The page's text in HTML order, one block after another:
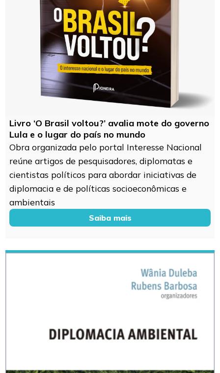
Livro ‘O Brasil voltou?’ avalia mote do governo
Lula e o lugar do país no mundo
Obra organizada pelo portal Interesse Nacional
reúne artigos de pesquisadores, diplomatas e
cientistas políticos para abordar iniciativas de
diplomacia e de políticas socioeconômicas e
ambientais
Saiba mais